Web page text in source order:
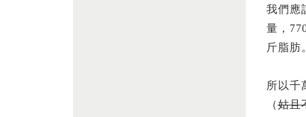
我們應
量，
斤脂肪
所以千
（姑且